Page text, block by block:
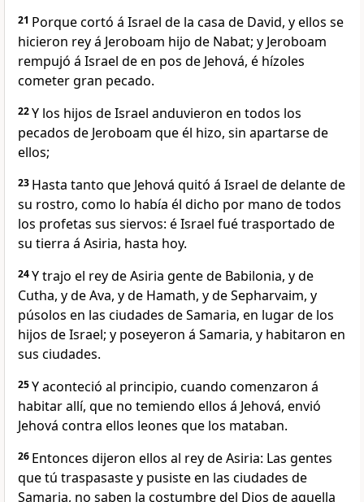
21 Porque cortó á Israel de la casa de David, y ellos se
hicieron rey á Jeroboam hijo de Nabat; y Jeroboam
rempujó á Israel de en pos de Jehová, é hízoles
cometer gran pecado.
22Y los hijos de Israel anduvieron en todos los
pecados de Jeroboam que él hizo, sin apartarse de
ellos;
23 Hasta tanto que Jehová quitó á Israel de delante de
su rostro, como lo había él dicho por mano de todos
los profetas sus siervos: é Israel fué trasportado de
su tierra á Asiria, hasta hoy.
24Y trajo el rey de Asiria gente de Babilonia, y de
Cutha, y de Ava, y de Hamath, y de Sepharvaim, y
púsolos en las ciudades de Samaria, en lugar de los
hijos de Israel; y poseyeron á Samaria, y habitaron en
sus ciudades.
25Y aconteció al principio, cuando comenzaron á
habitar allí, que no temiendo ellos á Jehová, envió
Jehová contra ellos leones que los mataban.
26 Entonces dijeron ellos al rey de Asiria: Las gentes
que tú traspasaste y pusiste en las ciudades de
Samaria, no saben la costumbre del Dios de aquella